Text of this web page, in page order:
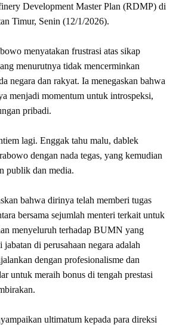
Development Master Plan (RDMP) di
Timur, Senin (12/1/2026).
menyatakan frustrasi atas sikap
menurutnya tidak mencerminkan
negara dan rakyat. Ia menegaskan bahwa
menjadi momentum untuk introspeksi,
pribadi.
lagi. Enggak tahu malu, dablek
dengan nada tegas, yang kemudian
publik dan media.
bahwa dirinya telah memberi tugas
bersama sejumlah menteri terkait untuk
menyeluruh terhadap BUMN yang
di perusahaan negara adalah
dengan profesionalisme dan
untuk meraih bonus di tengah prestasi
ultimatum kepada para direksi